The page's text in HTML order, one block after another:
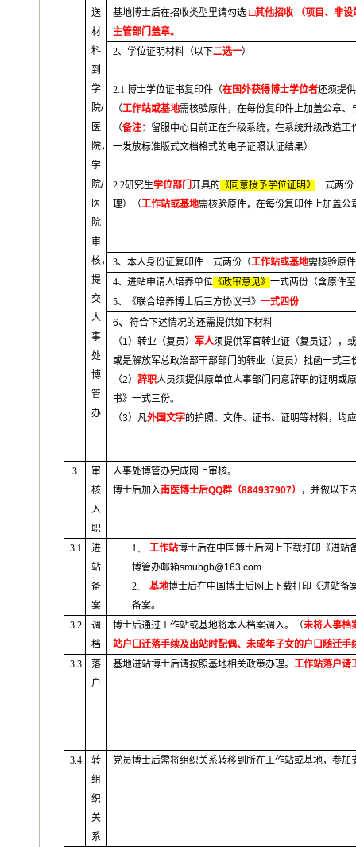
送
材
料
到
学
院/
医
院，
学
院/
医
院
审
核，
提
交
人
事
处
博
管
办
基地博士后在招收类型里请勾选 □其他招收 （项目、非设
主管部门盖章。
2、学位证明材料（以下二选一）
2.1博士学位证书复印件（在国外获得博士学位者还须提
（工作站或基地需核验原件，在每份复印件上加盖公章
（备注： 留服中心目前正在升级系统，在系统升级改造
一发放标准版式文档格式的电子证照认证结果）
2.2研究生学位部门开具的 《同意授予学位证明》一式两份
理）（工作站或基地需核验原件，在每份复印件上加盖
3、本人身份证复印件一式两份（工作站或基地需核验原
4、进站申请人培养单位 《政审意见》一式两份（含原件
5、《联合培养博士后三方协议书》一式四份
6、符合下述情况的还需提供如下材料
（1）转业（复员） 军人须提供军官转业证（复员证），
或是解放军总政治部干部部门的转业（复员）批函一式三
（2）辞职人员须提供原单位人事部门同意辞职的证明或
书》一式三份。
（3）凡外国文字的护照、文件、证书、证明等材料，均
3
审
核
入
职
人事处博管办完成网上审核。
博士后加入南医博士后QQ群（884937907） ，并做以下
3.1
进
站
备
案
1、 工作站博士后在中国博士后网上下载打印《进站
博管办邮箱smubgb@163.com
2、
基地博士后在中国博士后网上下载打印《进站备
备案。
3.2
调
档
博士后通过工作站或基地将本人档案调入。（未将人事档
站户口迁落手续及出站时配偶、未成年子女的户口随迁手
3.3
落
户
基地进站博士后请按照基地相关政策办理。工作站落户请
3.4
转
组
织
关
系
党员博士后需将组织关系转移到所在工作站或基地，参加